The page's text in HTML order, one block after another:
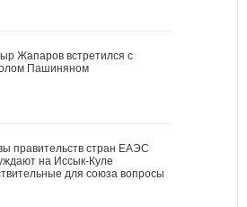
Жапаров встретился с
Пашиняном
правительств стран ЕАЭС
на Иссык-Куле
для союза вопросы